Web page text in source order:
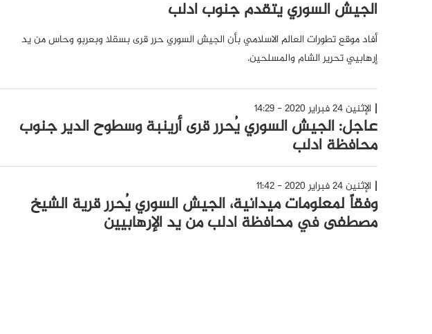
الجيش السوري يتقدم جنوب ادلب
أفاد موقع تطورات العالم الاسلامي بأن الجيش السوري حرر قرى بسقلا وبعربو وحاس من يد
إرهابيي تحرير الشام والمسلحين.
الإثنين 24 فبراير 2020 - 14:29
عاجل: الجيش السوري يُحرر قرى أرينبة وسطوح الدير جنوب
محافظة ادلب
الإثنين 24 فبراير 2020 - 11:42
وفقاً لمعلومات ميدانية، الجيش السوري يُحرر قرية الشيخ
مصطفى في محافظة ادلب من يد الإرهابيين